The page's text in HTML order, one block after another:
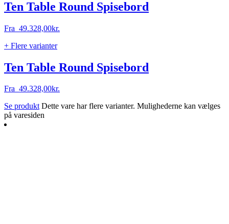
Ten Table Round Spisebord
Fra 49.328,00kr.
+ Flere varianter
Ten Table Round Spisebord
Fra 49.328,00kr.
Se produkt Dette vare har flere varianter. Mulighederne kan vælges
på varesiden